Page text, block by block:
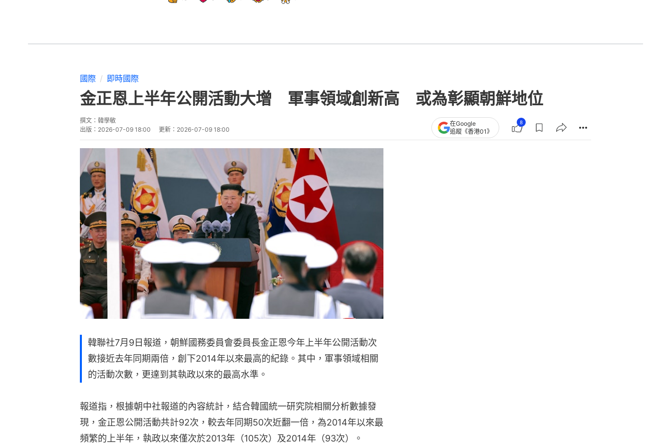
國際 即時國際
金正恩上半年公開活動大增 軍事領域創新高 或為彰顯朝鮮地位
撰文： 韓學敏
出版： 2026-07-09 18:00 更新： 2026-07-09 18:00
在Google
追蹤《香港01》
8
韓聯社7月9日報道，朝鮮國務委員會委員長金正恩今年上半年公開活動次
數接近去年同期兩倍，創下2014年以來最高的紀錄。其中，軍事領域相關
的活動次數，更達到其執政以來的最高水準。
報道指，根據朝中社報道的內容統計，結合韓國統一研究院相關分析數據發
現，金正恩公開活動共計92次，較去年同期50次近翻一倍，為2014年以來最
頻繁的上半年，執政以來僅次於2013年（105次）及2014年（93次）。